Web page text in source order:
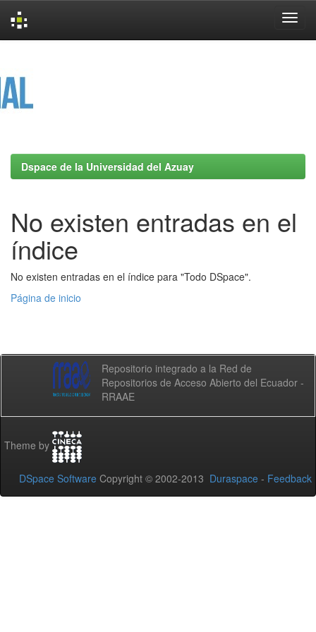
Dspace de la Universidad del Azuay
No existen entradas en el
índice
No existen entradas en el índice para "Todo DSpace".
Página de inicio
Repositorio integrado a la Red de
Repositorios de Acceso Abierto del Ecuador -
RRAAE
Theme by
DSpace Software Copyright © 2002-2013 Duraspace - Feedback